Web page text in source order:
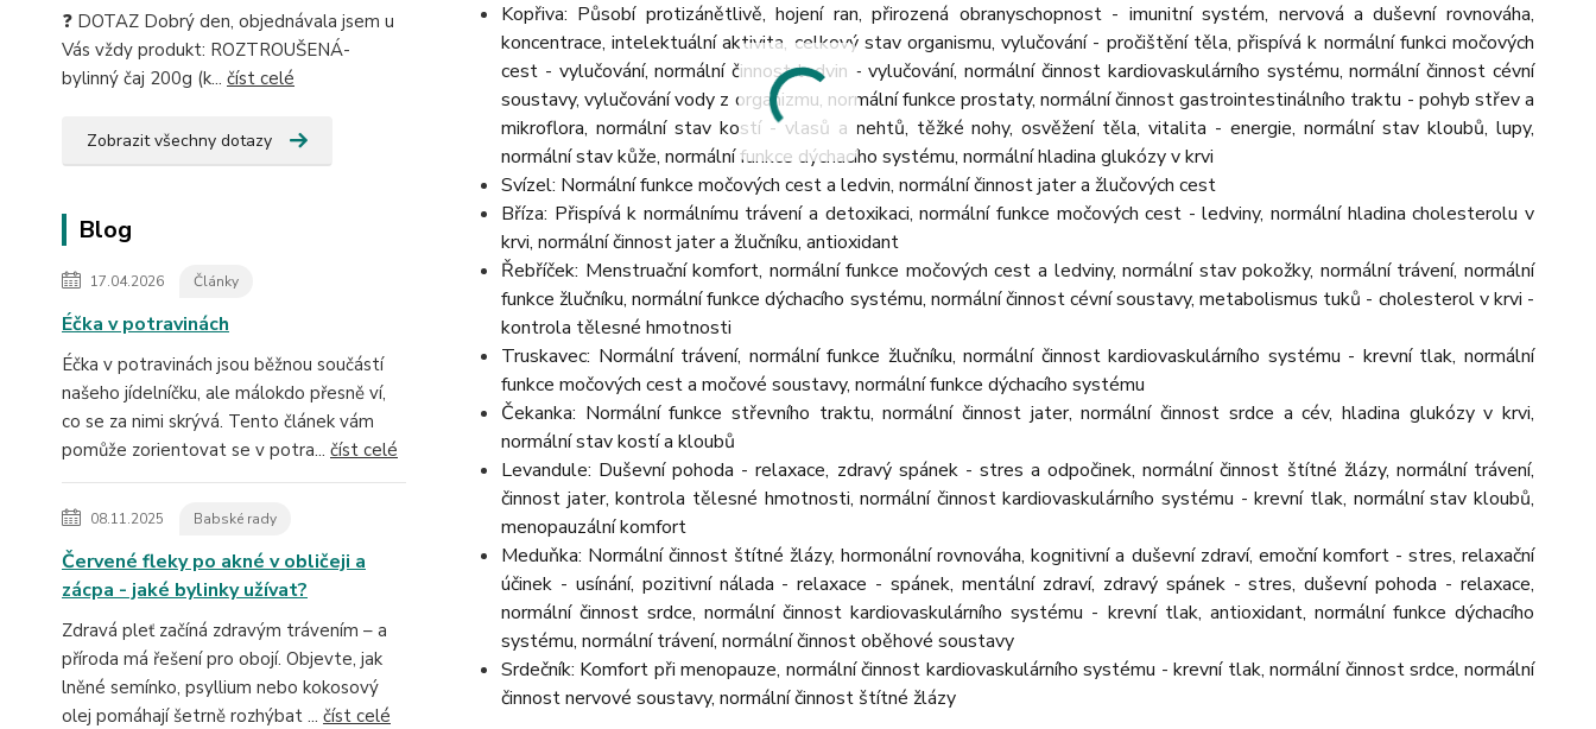
❓ DOTAZ Dobrý den, objednávala jsem u
Vás vždy produkt: ROZTROUŠENÁ-
bylinný čaj 200g (k... číst celé
Zobrazit všechny dotazy
Blog
17.04.2026 Články
Éčka v potravinách
Éčka v potravinách jsou běžnou součástí
našeho jídelníčku, ale málokdo přesně ví,
co se za nimi skrývá. Tento článek vám
pomůže zorientovat se v potra... číst celé
08.11.2025 Babské rady
Červené fleky po akné v obličeji a
zácpa - jaké bylinky užívat?
Zdravá pleť začíná zdravým trávením – a
příroda má řešení pro obojí. Objevte, jak
lněné semínko, psyllium nebo kokosový
olej pomáhají šetrně rozhýbat ... číst celé
Kopřiva: Působí protizánětlivě, hojení ran, přirozená obranyschopnost - imunitní systém, nervová a duševní rovnováha,
koncentrace, intelektuální aktivita, celkový stav organismu, vylučování - pročištění těla, přispívá k normální funkci močových
cest - vylučování, normální činnost ledvin - vylučování, normální činnost kardiovaskulárního systému, normální činnost cévní
soustavy, vylučování vody z organizmu, normální funkce prostaty, normální činnost gastrointestinálního traktu - pohyb střev a
mikroflora, normální stav kostí - vlasů a nehtů, těžké nohy, osvěžení těla, vitalita - energie, normální stav kloubů, lupy,
normální stav kůže, normální funkce dýchacího systému, normální hladina glukózy v krvi
Svízel: Normální funkce močových cest a ledvin, normální činnost jater a žlučových cest
Bříza: Přispívá k normálnímu trávení a detoxikaci, normální funkce močových cest - ledviny, normální hladina cholesterolu v
krvi, normální činnost jater a žlučníku, antioxidant
Řebříček: Menstruační komfort, normální funkce močových cest a ledviny, normální stav pokožky, normální trávení, normální
funkce žlučníku, normální funkce dýchacího systému, normální činnost cévní soustavy, metabolismus tuků - cholesterol v krvi -
kontrola tělesné hmotnosti
Truskavec: Normální trávení, normální funkce žlučníku, normální činnost kardiovaskulárního systému - krevní tlak, normální
funkce močových cest a močové soustavy, normální funkce dýchacího systému
Čekanka: Normální funkce střevního traktu, normální činnost jater, normální činnost srdce a cév, hladina glukózy v krvi,
normální stav kostí a kloubů
Levandule: Duševní pohoda - relaxace, zdravý spánek - stres a odpočinek, normální činnost štítné žlázy, normální trávení,
činnost jater, kontrola tělesné hmotnosti, normální činnost kardiovaskulárního systému - krevní tlak, normální stav kloubů,
menopauzální komfort
Meduňka: Normální činnost štítné žlázy, hormonální rovnováha, kognitivní a duševní zdraví, emoční komfort - stres, relaxační
účinek - usínání, pozitivní nálada - relaxace - spánek, mentální zdraví, zdravý spánek - stres, duševní pohoda - relaxace,
normální činnost srdce, normální činnost kardiovaskulárního systému - krevní tlak, antioxidant, normální funkce dýchacího
systému, normální trávení, normální činnost oběhové soustavy
Srdečník: Komfort při menopauze, normální činnost kardiovaskulárního systému - krevní tlak, normální činnost srdce, normální
činnost nervové soustavy, normální činnost štítné žlázy